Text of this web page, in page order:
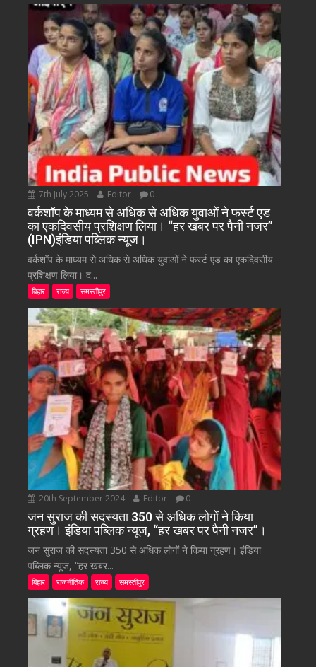
7th July 2025 Editor 0
वर्कशॉप के माध्यम से अधिक से अधिक युवाओं ने फर्स्ट एड
का एकदिवसीय प्रशिक्षण लिया। “हर खबर पर पैनी नजर”
(IPN)इंडिया पब्लिक न्यूज।
वर्कशॉप के माध्यम से अधिक से अधिक युवाओं ने फर्स्ट एड का एकदिवसीय
प्रशिक्षण लिया। द...
बिहार राज्य समस्तीपुर
20th September 2024 Editor 0
जन सुराज की सदस्यता 350 से अधिक लोगों ने किया
ग्रहण। इंडिया पब्लिक न्यूज, “हर खबर पर पैनी नजर”।
जन सुराज की सदस्यता 350 से अधिक लोगों ने किया ग्रहण। इंडिया
पब्लिक न्यूज, “हर खबर...
बिहार राजनीतिक राज्य समस्तीपुर